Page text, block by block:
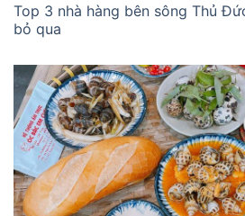
Top 3 nhà hàng bên sông Thủ
bỏ qua